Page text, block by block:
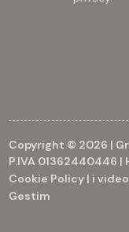
Copyright © 2026 |
P.IVA 01362440446 |
Cookie Policy | i
Gestim